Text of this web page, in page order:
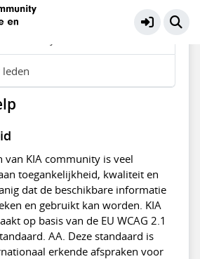
vanuit je browser
KIA community is veel
toegankelijkheid, kwaliteit en
dat de beschikbare informatie
en gebruikt kan worden. KIA
op basis van de EU WCAG 2.1
AA. Deze standaard is
erkende afspraken voor